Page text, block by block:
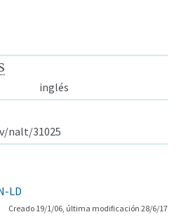
inglés
nalt/31025
LD
Creado 19/1/06, última modificación 28/6/17